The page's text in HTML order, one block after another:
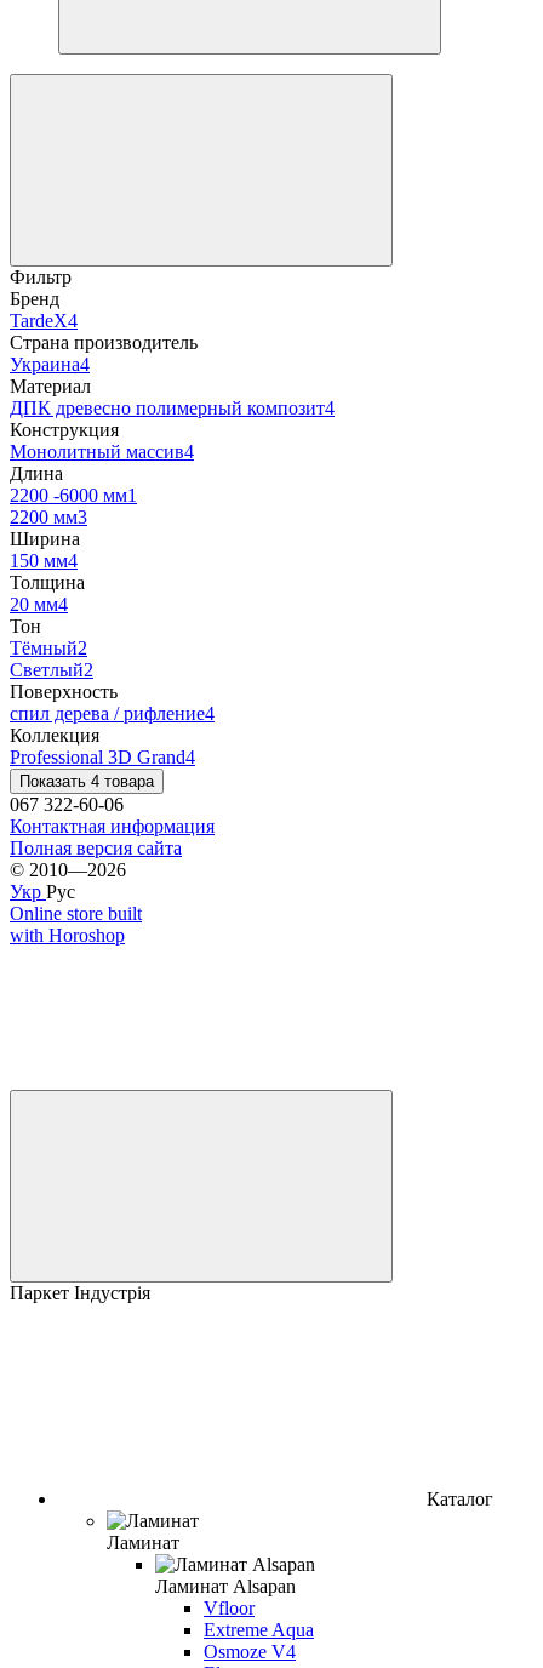
Фильтр
Бренд
TardeX4
Страна производитель
Украина4
Материал
ДПК древесно полимерный композит4
Конструкция
Монолитный массив4
Длина
2200 -6000 мм1
2200 мм3
Ширина
150 мм4
Толщина
20 мм4
Тон
Тёмный2
Светлый2
Поверхность
спил дерева / рифление4
Коллекция
Professional 3D Grand4
Показать 4 товара
067 322-60-06
Контактная информация
Полная версия сайта
© 2010—2026
Укр Рус
Online store built
with Horoshop
Паркет Індустрія
Каталог
Ламинат
Ламинат Alsapan
Vfloor
Extreme Aqua
Osmoze V4